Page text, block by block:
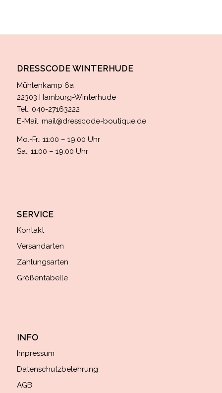
DRESSCODE WINTERHUDE
Mühlenkamp 6a
22303 Hamburg-Winterhude
Tel.: 040-27163222
E-Mail: mail@dresscode-boutique.de
Mo.-Fr.: 11:00 – 19:00 Uhr
Sa.: 11:00 – 19:00 Uhr
SERVICE
Kontakt
Versandarten
Zahlungsarten
Größentabelle
INFO
Impressum
Datenschutzbelehrung
AGB